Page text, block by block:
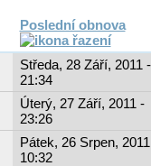
Poslední obnova
Středa, 28 Září, 2011 -
21:34
Úterý, 27 Září, 2011 -
23:26
Pátek, 26 Srpen,
10:32